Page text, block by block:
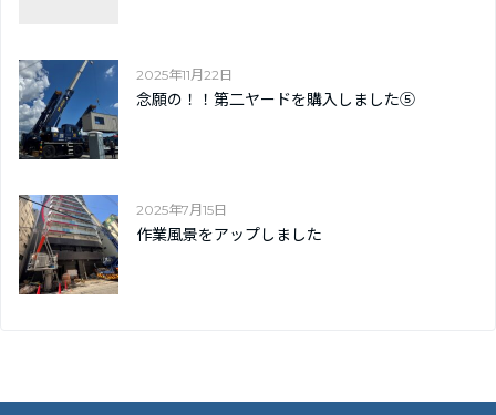
2025年11月22日
念願の！！第二ヤードを購入しました⑤
2025年7月15日
作業風景をアップしました